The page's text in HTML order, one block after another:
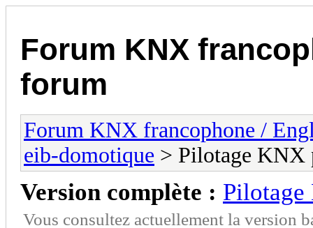
Forum KNX
forum
Forum KNX francophone /
eib-domotique > Pilotage KNX
Version complète : Pilotage
Vous consultez actuellement la version